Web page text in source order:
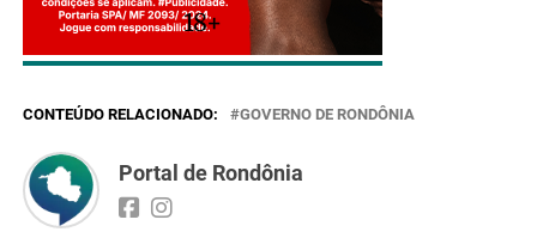
18+
CONTEÚDO RELACIONADO: GOVERNO DE RONDÔNIA
Portal de Rondônia